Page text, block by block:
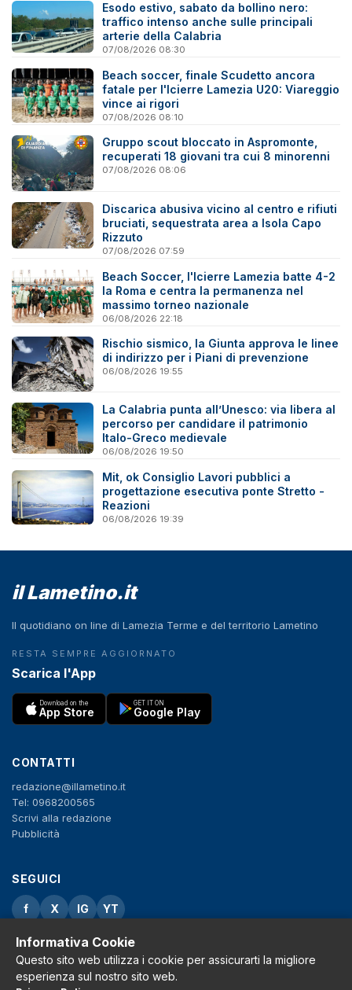
Esodo estivo, sabato da bollino nero:
traffico intenso anche sulle principali
arterie della Calabria
07/08/2026 08:30
Beach soccer, finale Scudetto ancora
fatale per l'Icierre Lamezia U20: Viareggio
vince ai rigori
07/08/2026 08:10
Gruppo scout bloccato in Aspromonte,
recuperati 18 giovani tra cui 8 minorenni
07/08/2026 08:06
Discarica abusiva vicino al centro e rifiuti
bruciati, sequestrata area a Isola Capo
Rizzuto
07/08/2026 07:59
Beach Soccer, l'Icierre Lamezia batte 4-2
la Roma e centra la permanenza nel
massimo torneo nazionale
06/08/2026 22:18
Rischio sismico, la Giunta approva le linee
di indirizzo per i Piani di prevenzione
06/08/2026 19:55
La Calabria punta all’Unesco: via libera al
percorso per candidare il patrimonio
Italo-Greco medievale
06/08/2026 19:50
Mit, ok Consiglio Lavori pubblici a
progettazione esecutiva ponte Stretto -
Reazioni
06/08/2026 19:39
il Lametino.it
Il quotidiano on line di Lamezia Terme e del territorio Lametino
RESTA SEMPRE AGGIORNATO
Scarica l'App
Download on the
App Store
GET IT ON
Google Play
CONTATTI
redazione@illametino.it
Tel: 0968200565
Scrivi alla redazione
Pubblicità
SEGUICI
f X IG YT
Privacy Policy
Cookie Policy
Note legali
Informativa Cookie
Questo sito web utilizza i cookie per assicurarti la migliore
esperienza sul nostro sito web.